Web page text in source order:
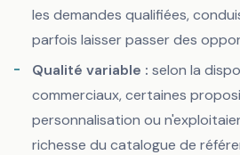
les demandes qualifiées,
parfois laisser passer des
Qualité variable : selon la
commerciaux, certaines
personnalisation ou
richesse du catalogue de